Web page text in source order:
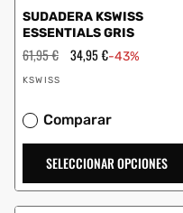
SUDADERA KSWISS
ESSENTIALS GRIS
Precio
habitual
61,95 € Precio
34,95 €-43%
Proveedor:
KSWISS
Comparar
SELECCIONAR OPCIONES